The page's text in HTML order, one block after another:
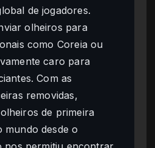
de jogadores.
olheiros para
como Coreia ou
caro para
Com as
removidas,
de primeira
mundo desde o